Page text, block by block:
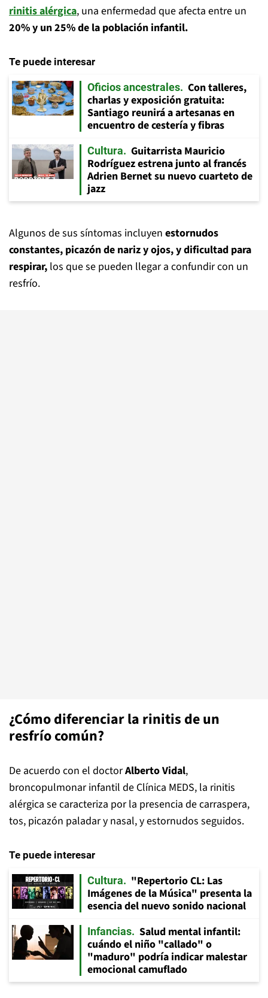
rinitis alérgica, una enfermedad que afecta entre un
20% y un 25% de la población infantil.
Te puede interesar
Oficios ancestrales
Con talleres,
charlas y exposición gratuita:
Santiago reunirá a artesanas en
encuentro de cestería y fibras
Cultura
Guitarrista Mauricio
Rodríguez estrena junto al francés
Adrien Bernet su nuevo cuarteto de
jazz
Algunos de sus síntomas incluyen estornudos
constantes, picazón de nariz y ojos, y dificultad para
respirar, los que se pueden llegar a confundir con un
resfrío.
¿Cómo diferenciar la rinitis de un
resfrío común?
De acuerdo con el doctorAlberto Vidal,
broncopulmonar infantil de Clínica MEDS, la rinitis
alérgica se caracteriza por la presencia de carraspera,
tos, picazón paladar y nasal, y estornudos seguidos.
Te puede interesar
Cultura
"Repertorio CL: Las
Imágenes de la Música" presenta la
esencia del nuevo sonido nacional
Infancias
Salud mental infantil:
cuándo el niño "callado" o
"maduro" podría indicar malestar
emocional camuflado